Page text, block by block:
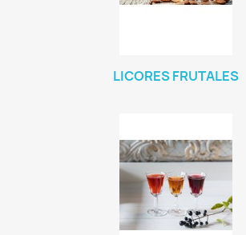
LICORES FRUTALES